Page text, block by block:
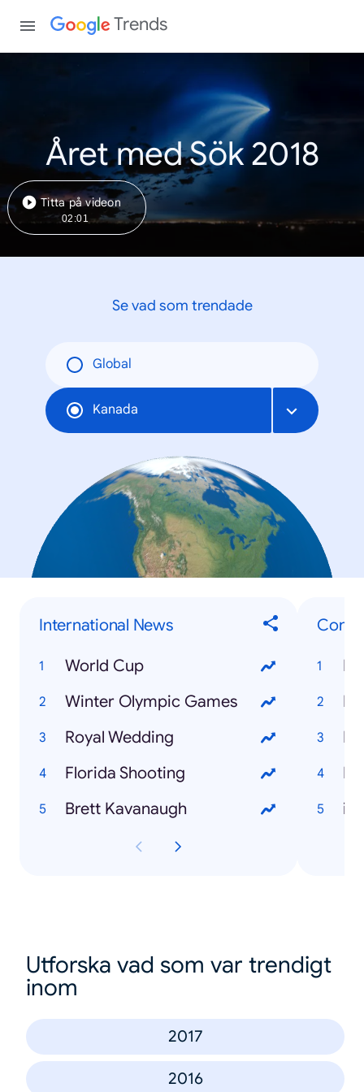
Trends
Året med Sök 2018
Titta på videon
02:01
Se vad som trendade
Global
Kanada
International News
World Cup
Winter Olympic Games
Royal Wedding
Florida Shooting
Brett Kavanaugh
Utforska vad som var trendigt
inom
2017
2016